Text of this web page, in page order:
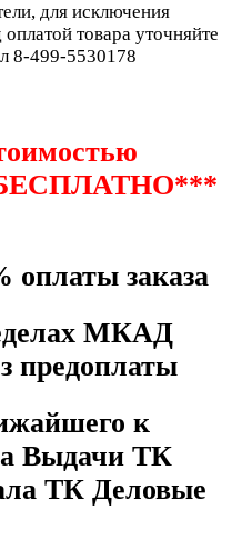
для исключения
товара уточняйте
8-499-5530178
БЕСПЛАТНО***
оплаты заказа
МКАД
предоплаты
к
Выдачи ТК
ТК Деловые